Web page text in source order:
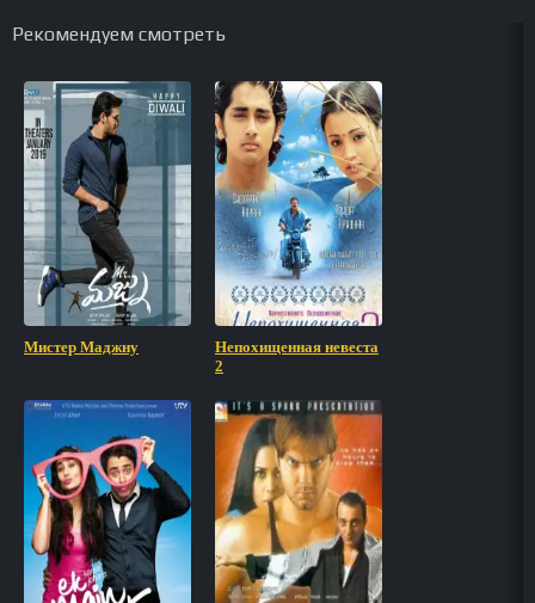
Рекомендуем смотреть
Мистер Маджну
Непохищенная невеста
2